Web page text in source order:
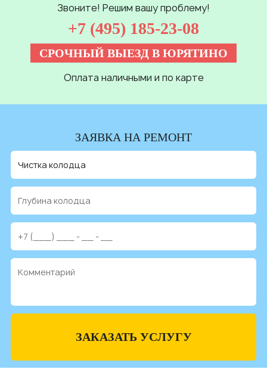
Звоните! Решим вашу проблему!
+7 (495) 185-23-08
СРОЧНЫЙ ВЫЕЗД В ЮРЯТИНО
Оплата наличными и по карте
ЗАЯВКА НА РЕМОНТ
ЗАКАЗАТЬ УСЛУГУ